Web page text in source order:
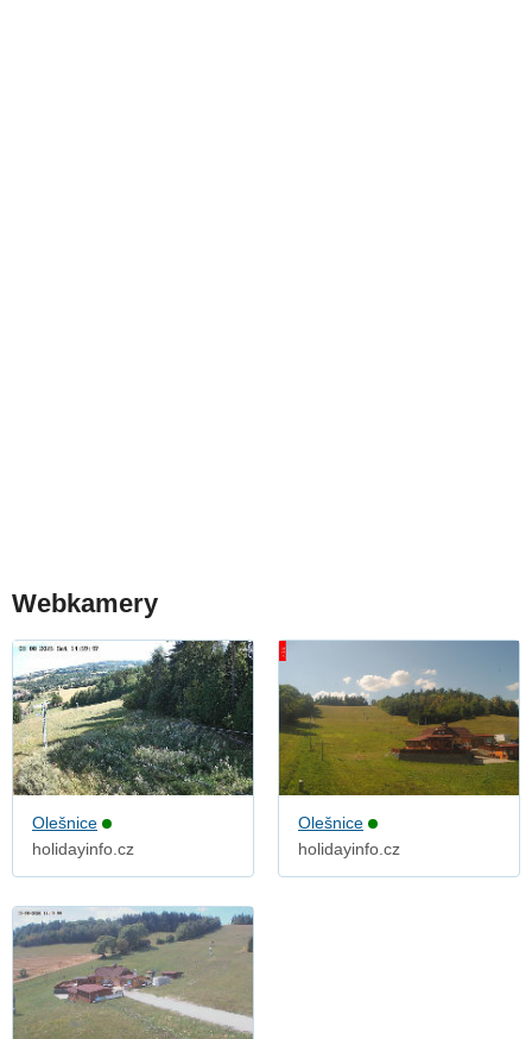
Webkamery
Olešnice
holidayinfo.cz
Olešnice
holidayinfo.cz